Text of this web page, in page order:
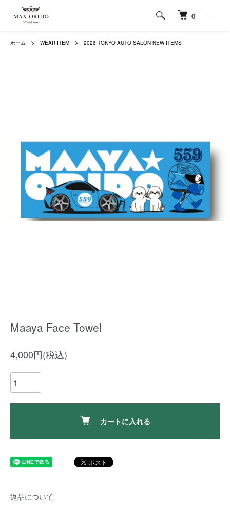
0
ホーム WEAR ITEM 2026 TOKYO AUTO SALON NEW ITEMS
Maaya Face Towel
4,000円(税込)
カートに入れる
返品について